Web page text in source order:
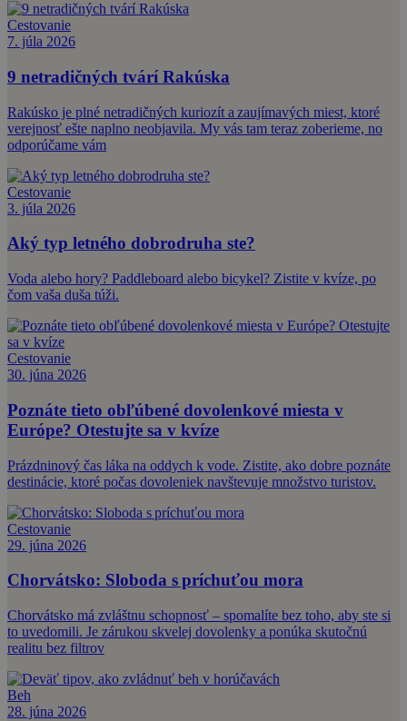
Cestovanie
7. júla 2026
9 netradičných tvárí Rakúska
Rakúsko je plné netradičných kuriozít a zaujímavých miest, ktoré
verejnosť ešte naplno neobjavila. My vás tam teraz zoberieme, no
odporúčame vám
Cestovanie
3. júla 2026
Aký typ letného dobrodruha ste?
Voda alebo hory? Paddleboard alebo bicykel? Zistite v kvíze, po
čom vaša duša túži.
Cestovanie
30. júna 2026
Poznáte tieto obľúbené dovolenkové miesta v
Európe? Otestujte sa v kvíze
Prázdninový čas láka na oddych k vode. Zistite, ako dobre poznáte
destinácie, ktoré počas dovoleniek navštevuje množstvo turistov.
Cestovanie
29. júna 2026
Chorvátsko: Sloboda s príchuťou mora
Chorvátsko má zvláštnu schopnosť – spomalíte bez toho, aby ste si
to uvedomili. Je zárukou skvelej dovolenky a ponúka skutočnú
realitu bez filtrov
Beh
28. júna 2026